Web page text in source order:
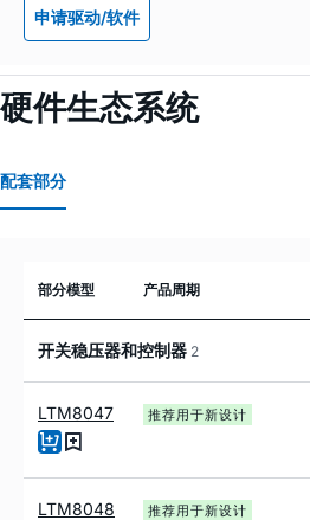
申请驱动/软件
硬件生态系统
配套部分
部分模型 产品周期
开关稳压器和控制器 2
LTM8047 推荐用于新设计
LTM8048 推荐用于新设计